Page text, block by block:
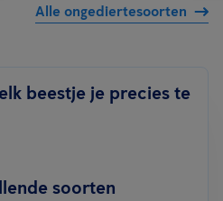
Alle ongediertesoorten
beestje je precies te
soorten